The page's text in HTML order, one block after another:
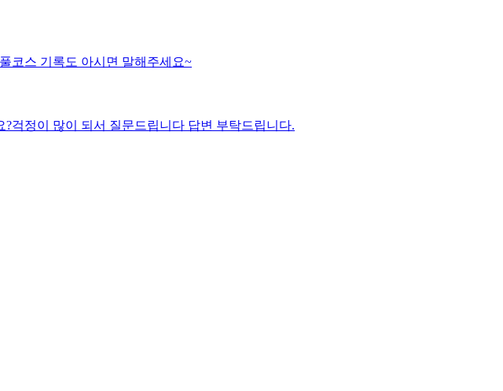
? 마라톤을 뛰는 연예인 순위가 궁금합니다. 10키로 하프 풀코스 기록도 아시면 말해주세요~
걱정이 많이 되서 질문드립니다 답변 부탁드립니다.